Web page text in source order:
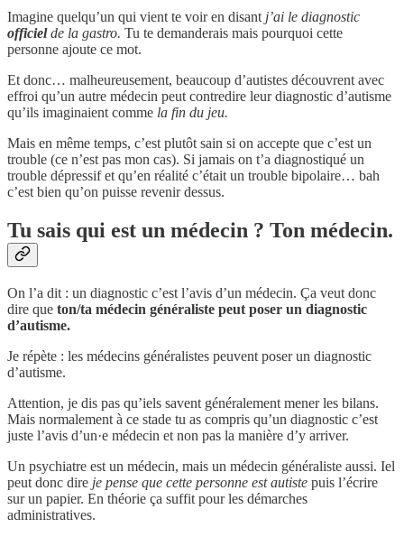
Imagine quelqu’un qui vient te voir en disant j’ai le diagnostic
officielde la gastro. Tu te demanderais mais pourquoi cette
personne ajoute ce mot.
Et donc… malheureusement, beaucoup d’autistes découvrent avec
effroi qu’un autre médecin peut contredire leur diagnostic d’autisme
qu’ils imaginaient comme la fin du jeu.
Mais en même temps, c’est plutôt sain si on accepte que c’est un
trouble (ce n’est pas mon cas). Si jamais on t’a diagnostiqué un
trouble dépressif et qu’en réalité c’était un trouble bipolaire… bah
c’est bien qu’on puisse revenir dessus.
Tu sais qui est un médecin ? Ton médecin.
On l’a dit : un diagnostic c’est l’avis d’un médecin. Ça veut donc
dire que ton/ta médecin généraliste peut poser un diagnostic
d’autisme.
Je répète : les médecins généralistes peuvent poser un diagnostic
d’autisme.
Attention, je dis pas qu’iels savent généralement mener les bilans.
Mais normalement à ce stade tu as compris qu’un diagnostic c’est
juste l’avis d’un·e médecin et non pas la manière d’y arriver.
Un psychiatre est un médecin, mais un médecin généraliste aussi. Iel
peut donc dire je pense que cette personne est autiste puis l’écrire
sur un papier. En théorie ça suffit pour les démarches
administratives.